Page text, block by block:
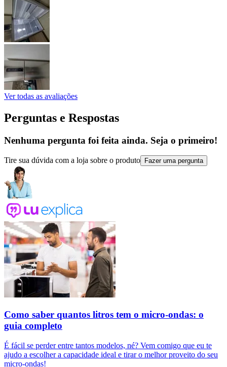
Ver todas as avaliações
Perguntas e Respostas
Nenhuma pergunta foi feita ainda. Seja o primeiro!
Tire sua dúvida com a loja sobre o produto Fazer uma pergunta
Como saber quantos litros tem o micro-ondas: o
guia completo
É fácil se perder entre tantos modelos, né? Vem comigo que eu te
ajudo a escolher a capacidade ideal e tirar o melhor proveito do seu
micro-ondas!